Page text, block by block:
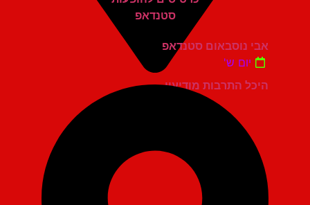
היכל התרבות מודיעין
אבי נוסבאום סטנדאפ
יום ש'